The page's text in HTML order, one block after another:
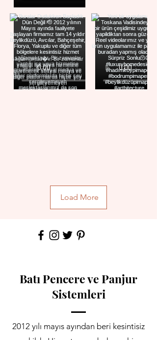
Load More
Batı Pencere ve Panjur
Sistemleri
2012 yılı mayıs ayından beri kesintisiz